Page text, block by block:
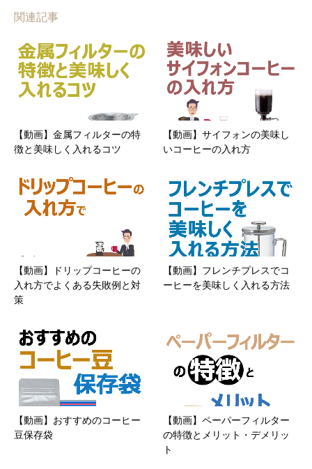
関連記事
【動画】金属フィルターの特
徴と美味しく入れるコツ
【動画】サイフォンの美味し
いコーヒーの入れ方
【動画】ドリップコーヒーの
入れ方でよくある失敗例と対
策
【動画】フレンチプレスでコ
ーヒーを美味しく入れる方法
【動画】おすすめのコーヒー
豆保存袋
【動画】ペーパーフィルター
の特徴とメリット・デメリッ
ト